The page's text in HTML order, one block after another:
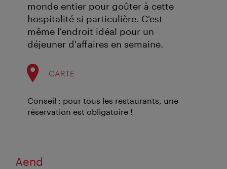
monde entier pour goûter à cette
hospitalité si particulière. C'est
même l'endroit idéal pour un
déjeuner d'affaires en semaine.
CARTE
Conseil : pour tous les restaurants, une
réservation est obligatoire !
Aend